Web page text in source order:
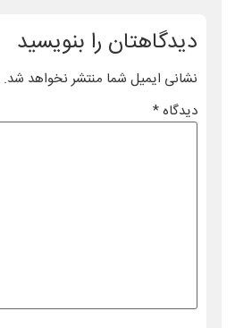
دیدگاهتان را بنویسید
نشانی ایمیل شما منتشر نخواهد شد.
دیدگاه*